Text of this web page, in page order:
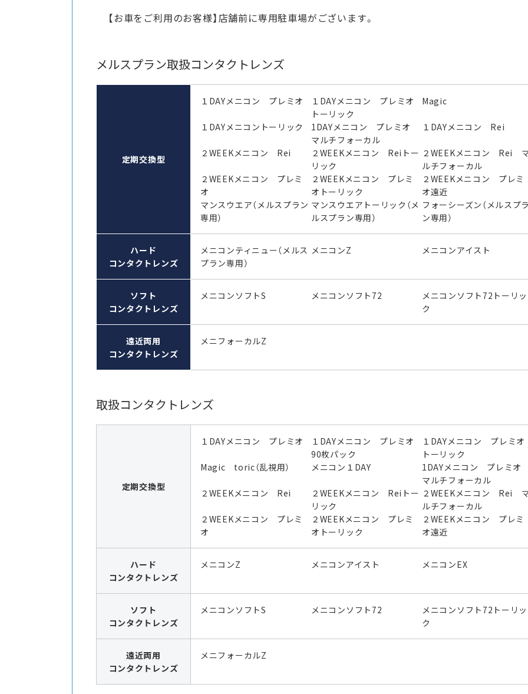
【お車をご利用のお客様】店舗前に専用駐車場がございます。
メルスプラン取扱コンタクトレンズ
定期交換型
１DAYメニコン プレミオ
１DAYメニコン プレミオ
トーリック
Magic
１DAYメニコントーリック
1DAYメニコン プレミオ
マルチフォーカル
１DAYメニコン Rei
２WEEKメニコン Rei
２WEEKメニコン Reiトー
リック
２WEEKメニコン Rei
ルチフォーカル
２WEEKメニコン プレミ
オ
２WEEKメニコン プレミ
オトーリック
２WEEKメニコン プレミ
オ遠近
マンスウエア（メルスプラン
専用）
マンスウエアトーリック（メ
ルスプラン専用）
フォーシーズン（メルスプラ
ン専用）
ハード
コンタクトレンズ
メニコンティニュー（メルス
プラン専用）
メニコンZ メニコンアイスト
ソフト
コンタクトレンズ
メニコンソフトS メニコンソフト72
メニコンソフト72トーリッ
ク
遠近両用
コンタクトレンズ
メニフォーカルZ
取扱コンタクトレンズ
定期交換型
１DAYメニコン プレミオ
１DAYメニコン プレミオ
90枚パック
１DAYメニコン プレミオ
トーリック
Magic toric（乱視用） メニコン１DAY
1DAYメニコン プレミオ
マルチフォーカル
２WEEKメニコン Rei
２WEEKメニコン Reiトー
リック
２WEEKメニコン Rei
ルチフォーカル
２WEEKメニコン プレミ
オ
２WEEKメニコン プレミ
オトーリック
２WEEKメニコン プレミ
オ遠近
ハード
コンタクトレンズ
メニコンZ メニコンアイスト メニコンEX
ソフト
コンタクトレンズ
メニコンソフトS メニコンソフト72
メニコンソフト72トーリッ
ク
遠近両用
コンタクトレンズ
メニフォーカルZ